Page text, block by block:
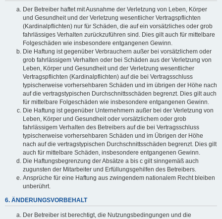
Der Betreiber haftet mit Ausnahme der Verletzung von Leben, Körper
und Gesundheit und der Verletzung wesentlicher Vertragspflichten
(Kardinalpflichten) nur für Schäden, die auf ein vorsätzliches oder grob
fahrlässiges Verhalten zurückzuführen sind. Dies gilt auch für mittelbare
Folgeschäden wie insbesondere entgangenen Gewinn.
Die Haftung ist gegenüber Verbrauchern außer bei vorsätzlichem oder
grob fahrlässigem Verhalten oder bei Schäden aus der Verletzung von
Leben, Körper und Gesundheit und der Verletzung wesentlicher
Vertragspflichten (Kardinalpflichten) auf die bei Vertragsschluss
typischerweise vorhersehbaren Schäden und im übrigen der Höhe nach
auf die vertragstypischen Durchschnittsschäden begrenzt. Dies gilt auch
für mittelbare Folgeschäden wie insbesondere entgangenen Gewinn.
Die Haftung ist gegenüber Unternehmern außer bei der Verletzung von
Leben, Körper und Gesundheit oder vorsätzlichem oder grob
fahrlässigem Verhalten des Betreibers auf die bei Vertragsschluss
typischerweise vorhersehbaren Schäden und im Übrigen der Höhe
nach auf die vertragstypischen Durchschnittsschäden begrenzt. Dies gilt
auch für mittelbare Schäden, insbesondere entgangenen Gewinn.
Die Haftungsbegrenzung der Absätze a bis c gilt sinngemäß auch
zugunsten der Mitarbeiter und Erfüllungsgehilfen des Betreibers.
Ansprüche für eine Haftung aus zwingendem nationalem Recht bleiben
unberührt.
6. ÄNDERUNGSVORBEHALT
Der Betreiber ist berechtigt, die Nutzungsbedingungen und die